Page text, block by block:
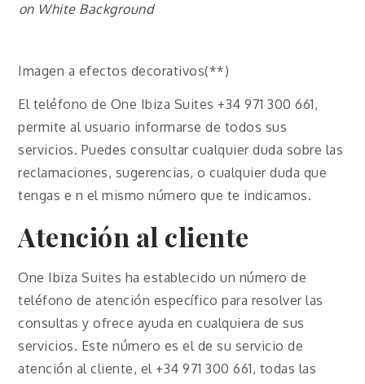
on White Background
Imagen a efectos decorativos(**)
El teléfono de One Ibiza Suites +34 971 300 661,
permite al usuario informarse de todos sus
servicios. Puedes consultar cualquier duda sobre las
reclamaciones, sugerencias, o cualquier duda que
tengas e n el mismo número que te indicamos.
Atención al cliente
One Ibiza Suites ha establecido un número de
teléfono de atención específico para resolver las
consultas y ofrece ayuda en cualquiera de sus
servicios. Este número es el de su servicio de
atención al cliente, el +34 971 300 661, todas las